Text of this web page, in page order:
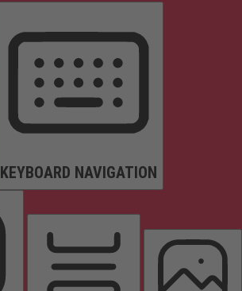
KEYBOARD NAVIGATION